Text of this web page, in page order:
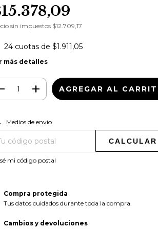
sin impuestos $12.709,17
24 cuotas de $1.911,05
más detalles
para el CP:
Medios de envío
CALCULAR
mi código postal
Compra protegida
Tus datos cuidados durante toda la compra.
Cambios y devoluciones